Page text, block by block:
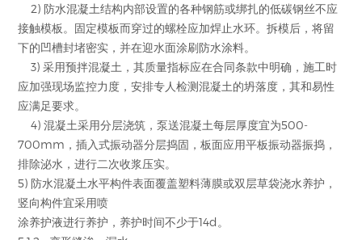
2) 防水混凝土结构内部设置的各种钢筋或绑扎的低碳钢丝不应
接触模板。固定模板而穿过的螺栓应加焊止水环。拆模后，将留
下的凹槽封堵密实，并在迎水面涂刷防水涂料。
3) 采用预拌混凝土，其质量指标应在合同条款中明确，施工时
应加强现场监控力度，安排专人检测混凝土的坍落度，其和易性
应满足要求。
4) 混凝土采用分层浇筑，泵送混凝土每层厚度宜为500-
700mm，插入式振动器分层捣固，板面应用平板振动器振捣，
排除泌水，进行二次收浆压实。
5) 防水混凝土水平构件表面覆盖塑料薄膜或双层草袋浇水养护，
竖向构件宜采用喷
涂养护液进行养护，养护时间不少于14d。